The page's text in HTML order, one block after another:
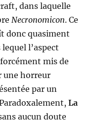
dans laquelle
Necronomicon. Ce
donc quasiment
l’aspect
mis de
une horreur
par un
La
aucun doute